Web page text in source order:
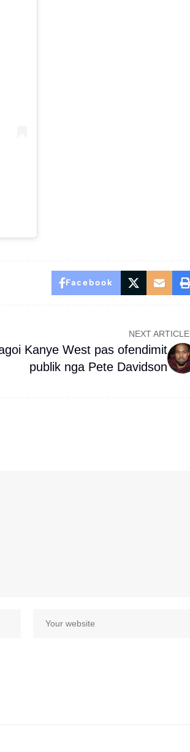
Facebook
NEXT ARTICLE
Kanye West pas ofendimit
publik nga Pete Davidson